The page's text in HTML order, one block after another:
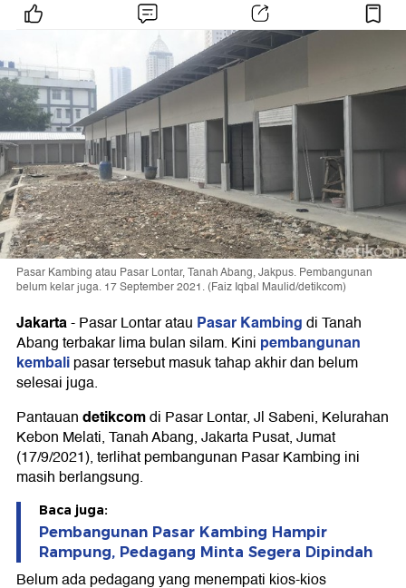
Pasar Kambing atau Pasar Lontar, Tanah Abang, Jakpus. Pembangunan
belum kelar juga. 17 September 2021. (Faiz Iqbal Maulid/detikcom)
Jakarta-Pasar Lontar atau Pasar Kambingdi Tanah
Abang terbakar lima bulan silam. Kini pembangunan
kembalipasar tersebut masuk tahap akhir dan belum
selesai juga.
Pantauandetikcomdi Pasar Lontar, Jl Sabeni, Kelurahan
Kebon Melati, Tanah Abang, Jakarta Pusat, Jumat
(17/9/2021), terlihat pembangunan Pasar Kambing ini
masih berlangsung.
Baca juga:
Pembangunan Pasar Kambing Hampir
Rampung, Pedagang Minta Segera Dipindah
Belum ada pedagang yang menempati kios-kios